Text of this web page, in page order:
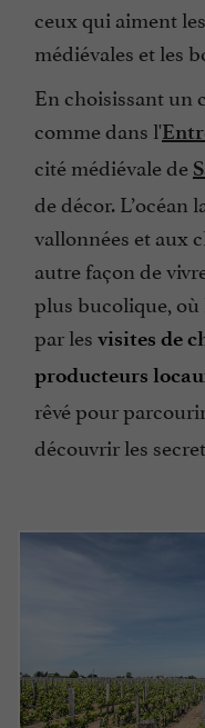
ceux qui aiment
médiévales et les
En choisissant un
comme dans l'
cité médiévale de
de décor. L’océan
vallonnées et aux
autre façon de
plus bucolique,
par les visites de
producteurs
rêvé pour
découvrir les